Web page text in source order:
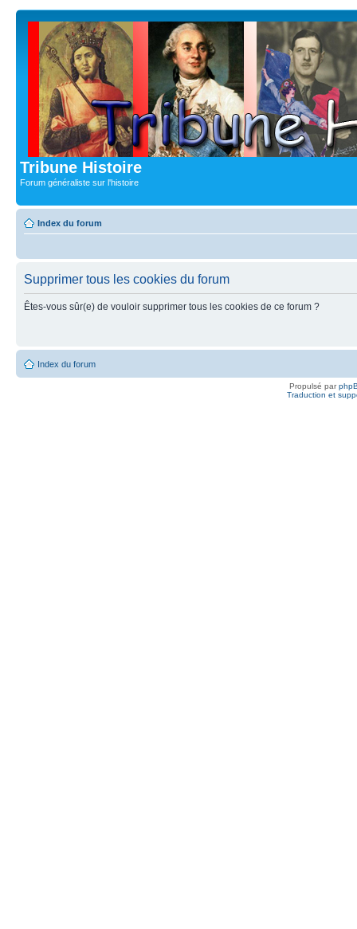
Tribune Histoire
Forum généraliste sur l'histoire
Index du forum
Supprimer tous les cookies du forum
Êtes-vous sûr(e) de vouloir supprimer tous les cookies de ce forum ?
Index du forum
Propulsé par
Traduction et